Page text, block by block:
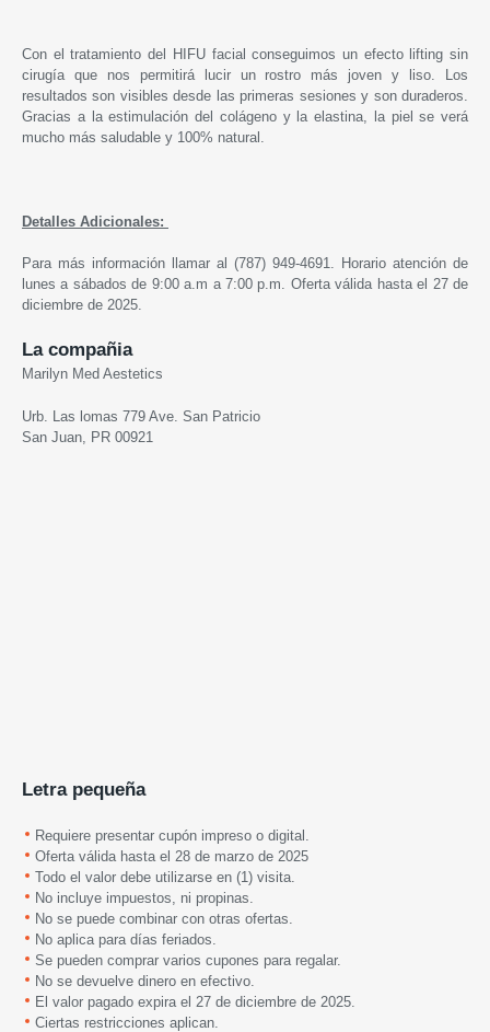
Con el tratamiento del HIFU facial conseguimos un efecto lifting sin
cirugía que nos permitirá lucir un rostro más joven y liso. Los
resultados son visibles desde las primeras sesiones y son duraderos.
Gracias a la estimulación del colágeno y la elastina, la piel se verá
mucho más saludable y 100% natural.
Detalles Adicionales:
Para más información llamar al (787) 949-4691. Horario atención de
lunes a sábados de 9:00 a.m a 7:00 p.m. Oferta válida hasta el 27 de
diciembre de 2025.
La compañia
Marilyn Med Aestetics
Urb. Las lomas 779 Ave. San Patricio
San Juan, PR 00921
Letra pequeña
Requiere presentar cupón impreso o digital.
Oferta válida hasta el 28 de marzo de 2025
Todo el valor debe utilizarse en (1) visita.
No incluye impuestos, ni propinas.
No se puede combinar con otras ofertas.
No aplica para días feriados.
Se pueden comprar varios cupones para regalar.
No se devuelve dinero en efectivo.
El valor pagado expira el 27 de diciembre de 2025.
Ciertas restricciones aplican.